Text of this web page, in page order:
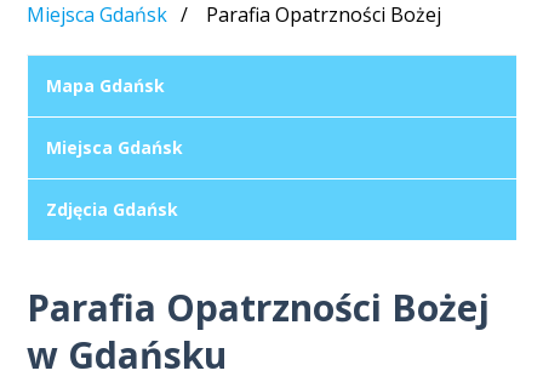
Miejsca Gdańsk
Parafia Opatrzności Bożej
Mapa Gdańsk
Miejsca Gdańsk
Zdjęcia Gdańsk
Parafia Opatrzności Bożej
w Gdańsku